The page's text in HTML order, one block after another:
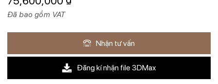
Đã bao gồm VAT
Nhận tư vấn
Đăng kí nhận file 3DMax